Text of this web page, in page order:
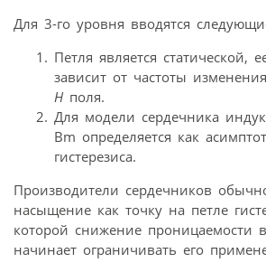
Для 3-го уровня вводятся
Петля является статической,
зависит от частоты
H поля.
Для модели сердечника
Bm определяется как
гистерезиса.
Производители сердечников
насыщение как точку на петле
которой снижение проницаемости
начинает ограничивать его